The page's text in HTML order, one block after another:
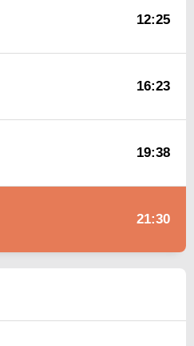
12:25
16:23
19:38
21:30